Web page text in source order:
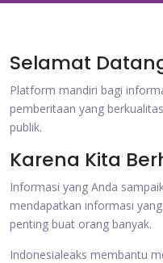
Selamat
Platform mandiri bagi
pemberitaan yang
publik.
Karena Kita
Informasi yang Anda
mendapatkan informasi
penting buat orang banyak.
Indonesialeaks membantu